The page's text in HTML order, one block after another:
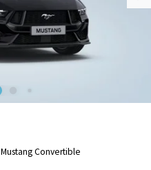
Mustang Convertible